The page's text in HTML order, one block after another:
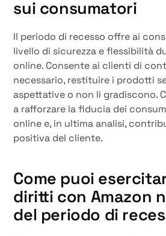
sui consumatori
Il periodo di recesso offre ai
livello di sicurezza e flessibilità
online. Consente ai clienti di
necessario, restituire i prodotti
aspettative o non li gradiscono.
a rafforzare la fiducia dei
online e, in ultima analisi,
positiva del cliente.
Come puoi
diritti con Amazon
del periodo di